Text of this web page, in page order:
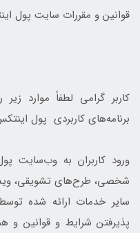
قوانین و مقررات سایت پول
کاربر گرامی لطفاً موارد
برنامه‌‏های کاربردی پول
ورود کاربران به وب‏‌سایت
شخصی، طرح‏‌های تشویقی،
سایر خدمات ارائه شده
پذیرفتن شرایط و قوانین و